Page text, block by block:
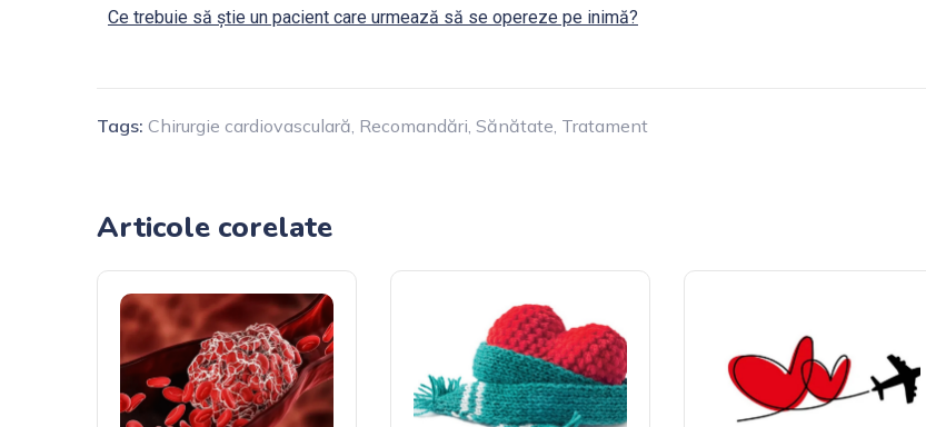
Ce trebuie să știe un pacient care urmează să se opereze pe inimă?
Tags: Chirurgie cardiovasculară Recomandări Sănătate Tratament
Articole corelate